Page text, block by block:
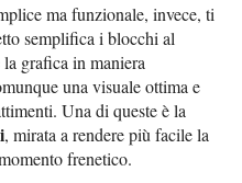
ma funzionale, invece, ti
semplifica i blocchi al
grafica in maniera
una visuale ottima e
Una di queste è la
, mirata a rendere più facile la
frenetico.